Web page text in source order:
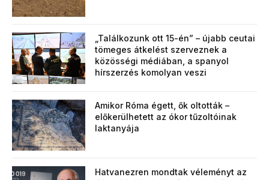
„Találkozunk ott 15-én” – újabb ceutai
tömeges átkelést szerveznek a
közösségi médiában, a spanyol
hírszerzés komolyan veszi
Amikor Róma égett, ők oltották –
előkerülhetett az ókor tűzoltóinak
laktanyája
Hatvanezren mondtak véleményt az